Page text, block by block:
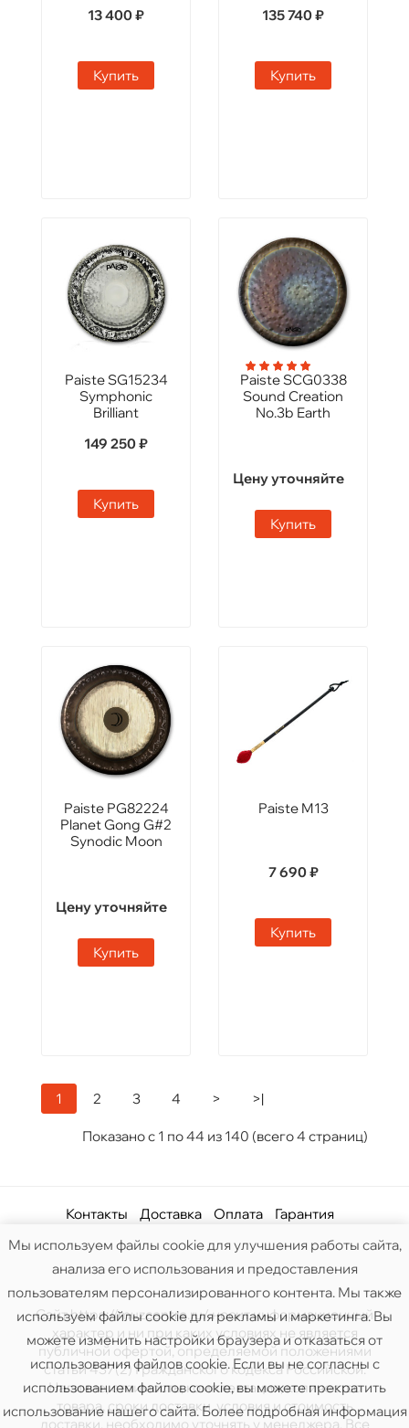
13 400 ₽
Купить
135 740 ₽
Купить
Paiste SG15234
Symphonic
Brilliant
149 250 ₽
Купить
Paiste SCG0338
Sound Creation
No.3b Earth
Цену уточняйте
Купить
Paiste PG82224
Planet Gong G#2
Synodic Moon
Цену уточняйте
Купить
Paiste M13
7 690 ₽
Купить
1 2 3 4 > >|
Показано с 1 по 44 из 140 (всего 4 страниц)
Контакты Доставка Оплата Гарантия
Сайт https://muzcentre.ru/ носит информационный
характер и ни при каких условиях не является
публичной офертой, определяемой положениями
статьи 437(2) Гражданского кодекса Российской.
Наличие, стоимость, комплектация, количество
товара, сроки доставки, условия и стоимость
доставки, необходимо уточнять у менеджера. Все
Мы используем файлы cookie для улучшения работы сайта,
анализа его использования и предоставления
пользователям персонализированного контента. Мы также
используем файлы cookie для рекламы и маркетинга. Вы
можете изменить настройки браузера и отказаться от
использования файлов cookie. Если вы не согласны с
использованием файлов cookie, вы можете прекратить
использование нашего сайта. Более подробная информация